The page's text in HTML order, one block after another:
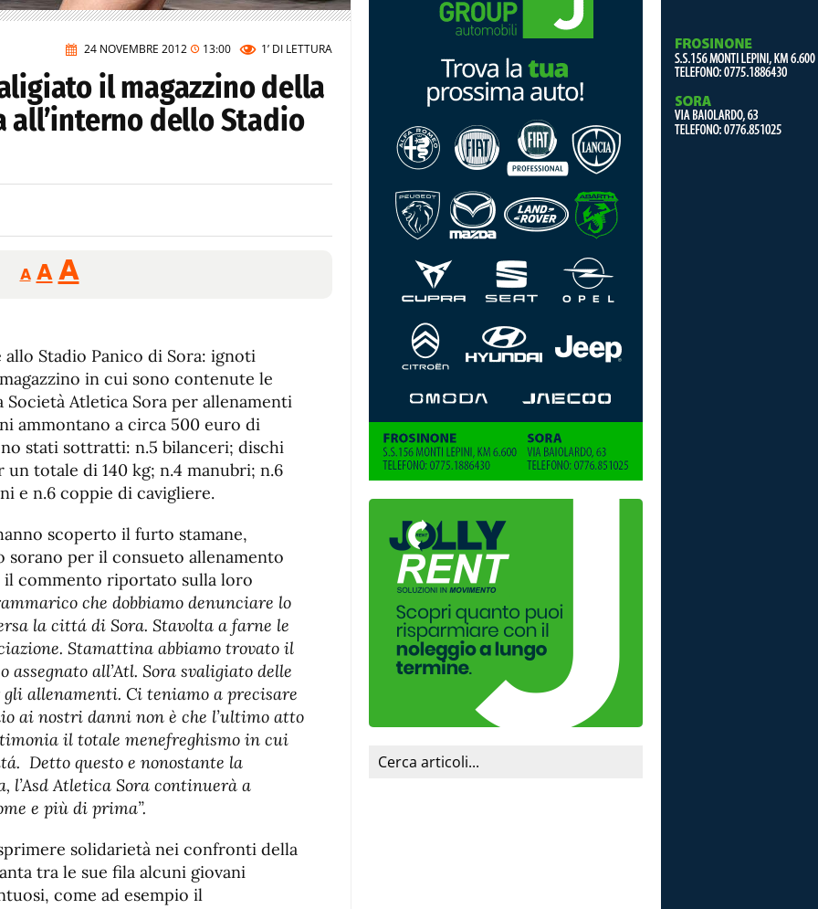
24 NOVEMBRE 2012 13:00 1’ DI LETTURA
il magazzino della
all’interno dello Stadio
A
Reducir
tamaño
A Restablecer
tamaño
fuente
AAumentar
de
fuente.
Stadio Panico di Sora: ignoti
in cui sono contenute le
Atletica Sora per allenamenti
ammontano a circa 500 euro di
stati sottratti: n.5 bilanceri; dischi
totale di 140 kg; n.4 manubri; n.6
e n.6 coppie di cavigliere.
scoperto il furto stamane,
sorano per il consueto allenamento
il commento riportato sulla loro
che dobbiamo denunciare lo
la cittá di Sora. Stavolta a farne le
Stamattina abbiamo trovato il
assegnato all’Atl. Sora svaligiato delle
allenamenti. Ci teniamo a precisare
ai nostri danni non è che l’ultimo atto
il totale menefreghismo in cui
Detto questo e nonostante la
l’Asd Atletica Sora continuerà a
e più di prima”.
solidarietà nei confronti della
tra le sue fila alcuni giovani
come ad esempio il